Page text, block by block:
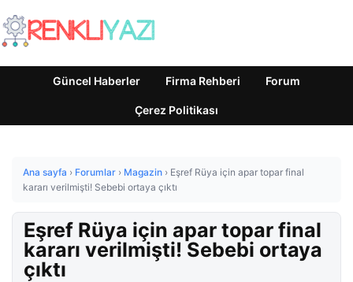
Güncel Haberler Firma Rehberi Forum
Çerez Politikası
Ana sayfa › Forumlar › Magazin › Eşref Rüya için apar topar final
kararı verilmişti! Sebebi ortaya çıktı
Eşref Rüya için apar topar final
kararı verilmişti! Sebebi ortaya
çıktı